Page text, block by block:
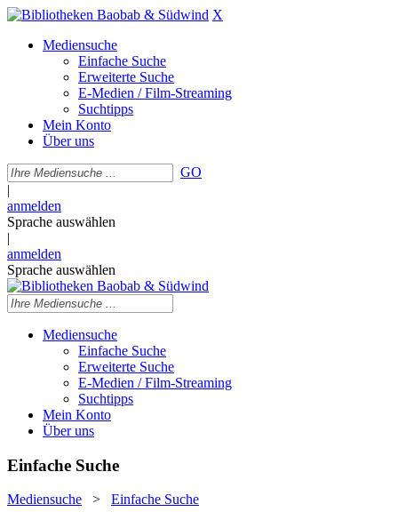
X
Mediensuche
Einfache Suche
Erweiterte Suche
E-Medien / Film-Streaming
Suchtipps
Mein Konto
Über uns
GO
|
anmelden
Sprache auswählen
|
anmelden
Sprache auswählen
Mediensuche
Einfache Suche
Erweiterte Suche
E-Medien / Film-Streaming
Suchtipps
Mein Konto
Über uns
Einfache Suche
Mediensuche > Einfache Suche